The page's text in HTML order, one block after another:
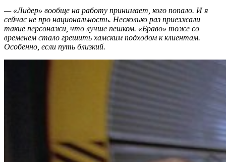
— «Лидер» вообще на работу принимает, кого попало. И я
сейчас не про национальность. Несколько раз приезжали
такие персонажи, что лучше пешком. «Браво» тоже со
временем стало грешить хамским подходом к клиентам.
Особенно, если путь близкий.